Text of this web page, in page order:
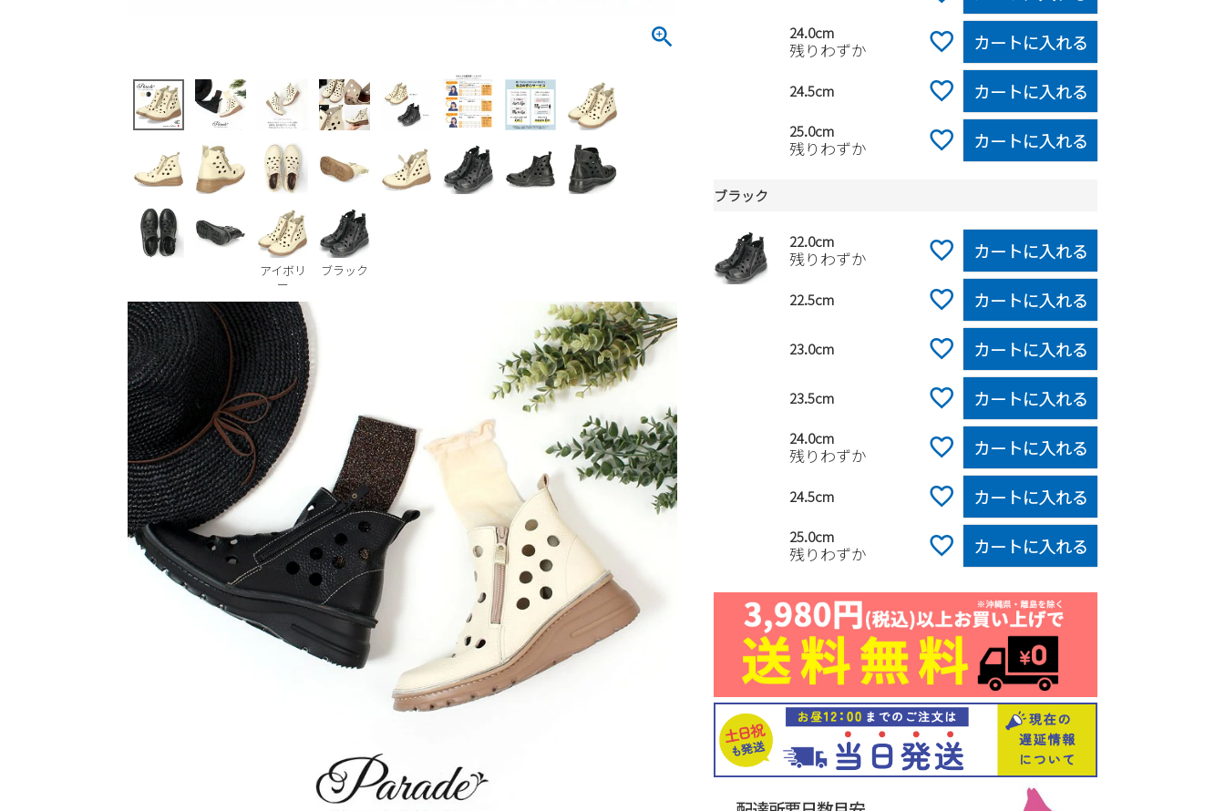
アイボリ
ー
ブラック
24.0cm
残りわずか カートに入れる
24.5cm カートに入れる
25.0cm
残りわずか カートに入れる
ブラック
22.0cm
残りわずか カートに入れる
22.5cm カートに入れる
23.0cm カートに入れる
23.5cm カートに入れる
24.0cm
残りわずか カートに入れる
24.5cm カートに入れる
25.0cm
残りわずか カートに入れる